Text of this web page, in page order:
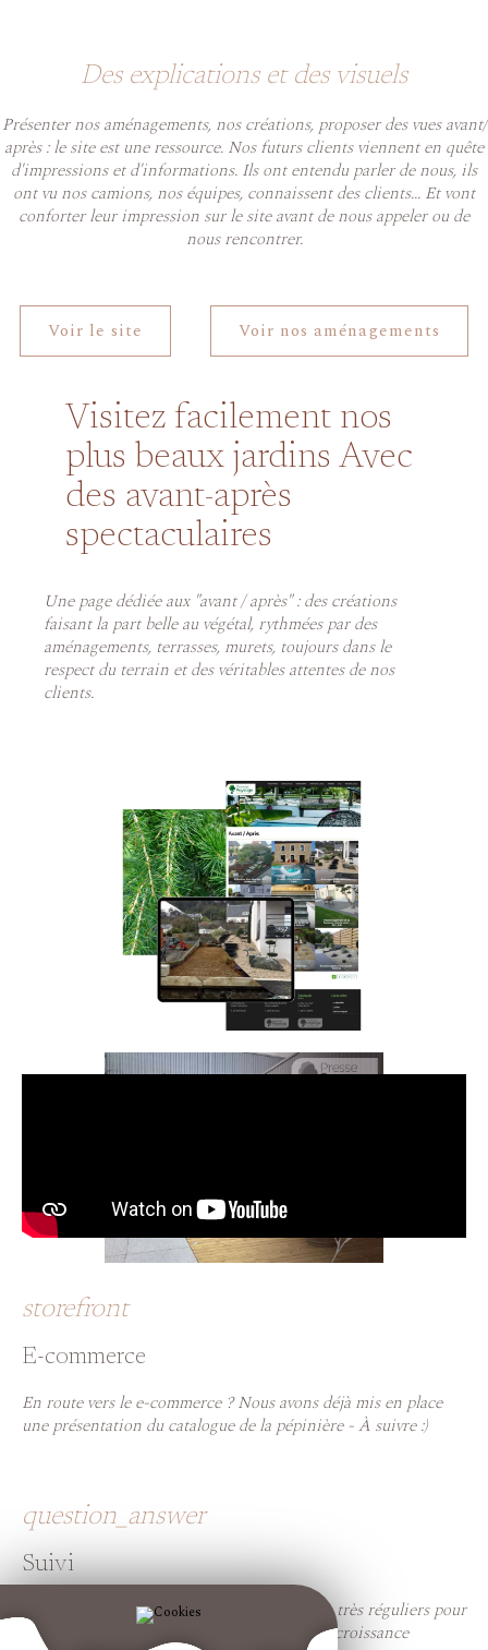
Des explications et des visuels
Présenter nos aménagements, nos créations, proposer des vues avant/
après : le site est une ressource. Nos futurs clients viennent en quête
d'impressions et d'informations. Ils ont entendu parler de nous, ils
ont vu nos camions, nos équipes, connaissent des clients... Et vont
conforter leur impression sur le site avant de nous appeler ou de
nous rencontrer.
Voir le site Voir nos aménagements
Visitez facilement nos
plus beaux jardins Avec
des avant-après
spectaculaires
Une page dédiée aux "avant / après" : des créations
faisant la part belle au végétal, rythmées par des
aménagements, terrasses, murets, toujours dans le
respect du terrain et des véritables attentes de nos
clients.
storefront
E-commerce
En route vers le e-commerce ? Nous avons déjà mis en place
une présentation du catalogue de la pépinière - À suivre :)
question_answer
Suivi
Rendez-vous, point téléphonique... échanges très réguliers pour
une entreprise qui évolue et se développe en croissance